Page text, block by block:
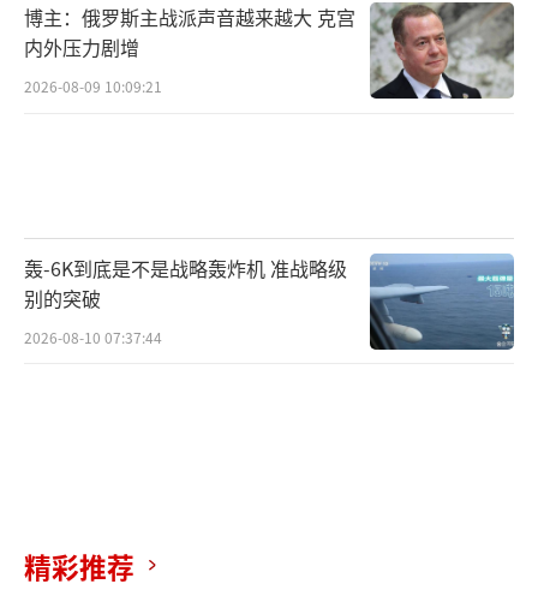
博主：俄罗斯主战派声音越来越大 克宫
内外压力剧增
2026-08-09 10:09:21
轰-6K到底是不是战略轰炸机 准战略级
别的突破
2026-08-10 07:37:44
精彩推荐